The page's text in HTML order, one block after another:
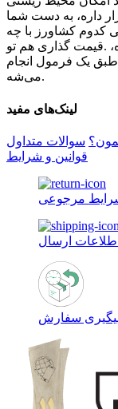
داره، به دست شما
کدوم کشاورز با چه
.قیمت گذاری هم تو
یک فرمول انجام
می‌شه.
لینک‌های مفید
سوالات متداول
قوانین و شرایط
مرجوعی
اطلاعات ارسال
سفارش